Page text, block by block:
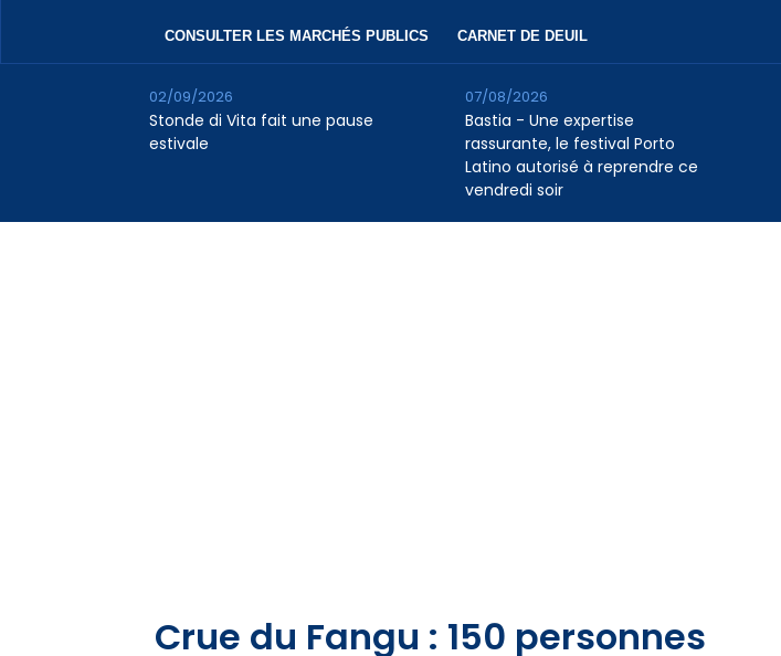
CONSULTER LES MARCHÉS PUBLICS CARNET DE DEUIL
Stonde di Vita fait une pause
estivale
02/09/2026
Bastia - Une expertise
rassurante, le festival Porto
Latino autorisé à reprendre ce
vendredi soir
07/08/2026
Crue du Fangu : 150 personnes